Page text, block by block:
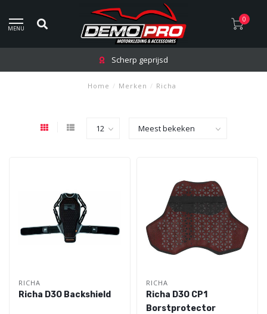
MENU
0
Scherp geprijsd
Home / Merken / Richa
RICHA
Richa D3O Backshield
RICHA
Richa D3O CP1
Borstprotector